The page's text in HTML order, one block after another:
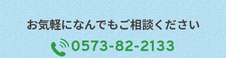
お気軽になんでもご相談ください
0573-82-2133